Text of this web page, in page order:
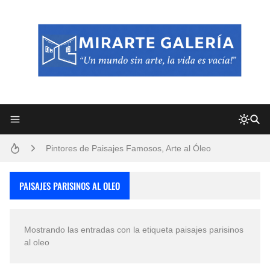
Pintores de Paisajes Famosos, Arte al Óleo
PAISAJES PARISINOS AL OLEO
Mostrando las entradas con la etiqueta paisajes parisinos
al oleo